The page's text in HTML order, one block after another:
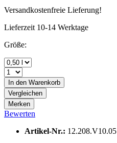
Versandkostenfreie Lieferung!
Lieferzeit 10-14 Werktage
Größe:
In den Warenkorb
Vergleichen
Merken
Bewerten
Artikel-Nr.: 12.208.V10.05